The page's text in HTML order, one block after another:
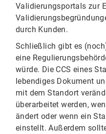
Validierungsportals zur
durch Kunden.
Schließlich gibt es
eine
würde. Die CCS eines
lebendiges Dokument
mit dem Standort
überarbeitet werden,
ändert oder wenn ein
einstellt. Außerdem